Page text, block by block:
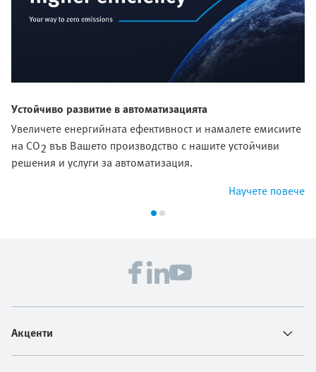
Устойчиво развитие в автоматизацията
Увеличете енергийната ефективност и намалете емисиите
на CO2 във Вашето производство с нашите устойчиви
решения и услуги за автоматизация.
Научете повече
Акценти